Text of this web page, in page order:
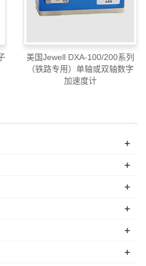
美国Jewell DXA-100/200系列
（铁路专用）单轴或双轴数字
加速度计
+
+
+
+
+
+